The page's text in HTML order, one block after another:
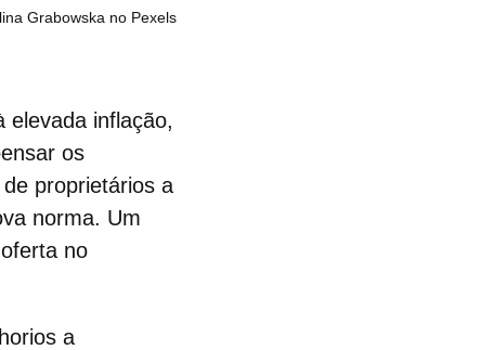
Grabowska no Pexels
elevada inflação,
os
proprietários a
norma. Um
no
a